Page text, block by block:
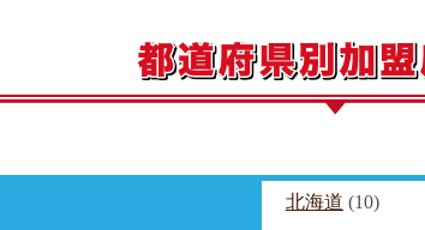
北海道 (10)